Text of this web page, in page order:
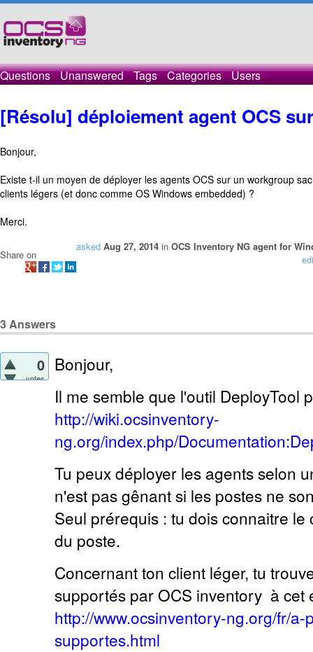
Questions Unanswered Tags Categories Users
[Résolu] déploiement agent OCS
Bonjour,
Existe t-il un moyen de déployer les agents OCS sur un workgroup
clients légers (et donc comme OS Windows embedded) ?
Merci.
asked Aug 27, 2014 in OCS Inventory NG agent for
Share on
3Answers
0
votes
Bonjour,
Il me semble que l'outil DeployTool
http://wiki.ocsinventory-
ng.org/index.php/
Tu peux déployer les agents selon
n'est pas gênant si les postes ne
Seul prérequis : tu dois connaitre
du poste.
Concernant ton client léger, tu
supportés par OCS inventory à cet
http://www.ocsinventory-ng.org/fr/
supportes.html